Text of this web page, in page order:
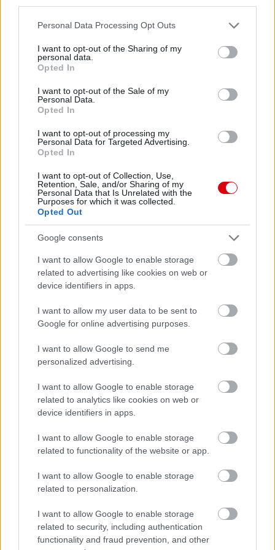
Please note that this website/app uses one or more Google
not limited to your visit or usage behaviour. You may click to
grant or deny consent to Google and its third-party tags to
use your data for below specified purposes in below Google
consent section.
Personal Data Processing Opt Outs
I want to opt-out of the Sharing of my
personal data.
Opted In
I want to opt-out of the Sale of my
Personal Data.
Opted In
I want to opt-out of processing my
Personal Data for Targeted Advertising.
Opted In
I want to opt-out of Collection, Use,
Retention, Sale, and/or Sharing of my
Personal Data that Is Unrelated with the
Purposes for which it was collected.
Opted Out
Google consents
I want to allow Google to enable storage
related to advertising like cookies on web or
device identifiers in apps.
I want to allow my user data to be sent to
Google for online advertising purposes.
I want to allow Google to send me
personalized advertising.
I want to allow Google to enable storage
related to analytics like cookies on web or
device identifiers in apps.
I want to allow Google to enable storage
related to functionality of the website or app.
I want to allow Google to enable storage
related to personalization.
I want to allow Google to enable storage
related to security, including authentication
functionality and fraud prevention, and other
Meccs Center